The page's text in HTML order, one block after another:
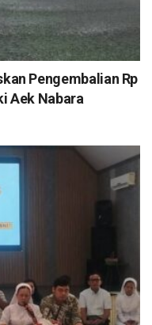
Pengembalian Rp
Aek Nabara